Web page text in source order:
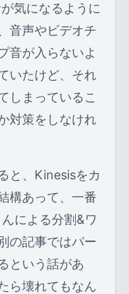
気になるように
音声やビデオチ
音が入らないよ
いたけど、それ
しまっているこ
対策をしなけれ
と、Kinesisをカ
構あって、一番
による分割&ワ
の記事ではパー
という話があ
ら壊れてもなん